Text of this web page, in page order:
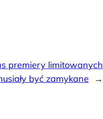
premiery limitowanych
być zamykane
→